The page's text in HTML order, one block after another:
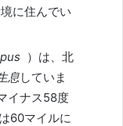
に住んでい
）は、北
息していま
イナス58度
60マイルに